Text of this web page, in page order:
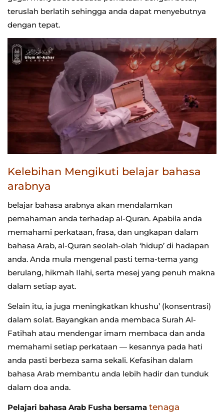
teruslah berlatih sehingga anda dapat menyebutnya
dengan tepat.
Kelebihan Mengikuti belajar bahasa
arabnya
belajar bahasa arabnya akan mendalamkan
pemahaman anda terhadap al-Quran. Apabila anda
memahami perkataan, frasa, dan ungkapan dalam
bahasa Arab, al-Quran seolah-olah ‘hidup’ di hadapan
anda. Anda mula mengenal pasti tema-tema yang
berulang, hikmah Ilahi, serta mesej yang penuh makna
dalam setiap ayat.
Selain itu, ia juga meningkatkan khushu’ (konsentrasi)
dalam solat. Bayangkan anda membaca Surah Al-
Fatihah atau mendengar imam membaca dan anda
memahami setiap perkataan — kesannya pada hati
anda pasti berbeza sama sekali. Kefasihan dalam
bahasa Arab membantu anda lebih hadir dan tunduk
dalam doa anda.
Pelajari bahasa Arab Fusha bersama tenaga